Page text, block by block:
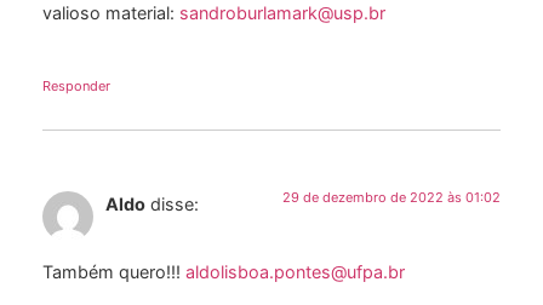
valioso material: sandroburlamark@usp.br
Responder
Aldo disse: 29 de dezembro de 2022 às 01:02
Também quero!!! aldolisboa.pontes@ufpa.br